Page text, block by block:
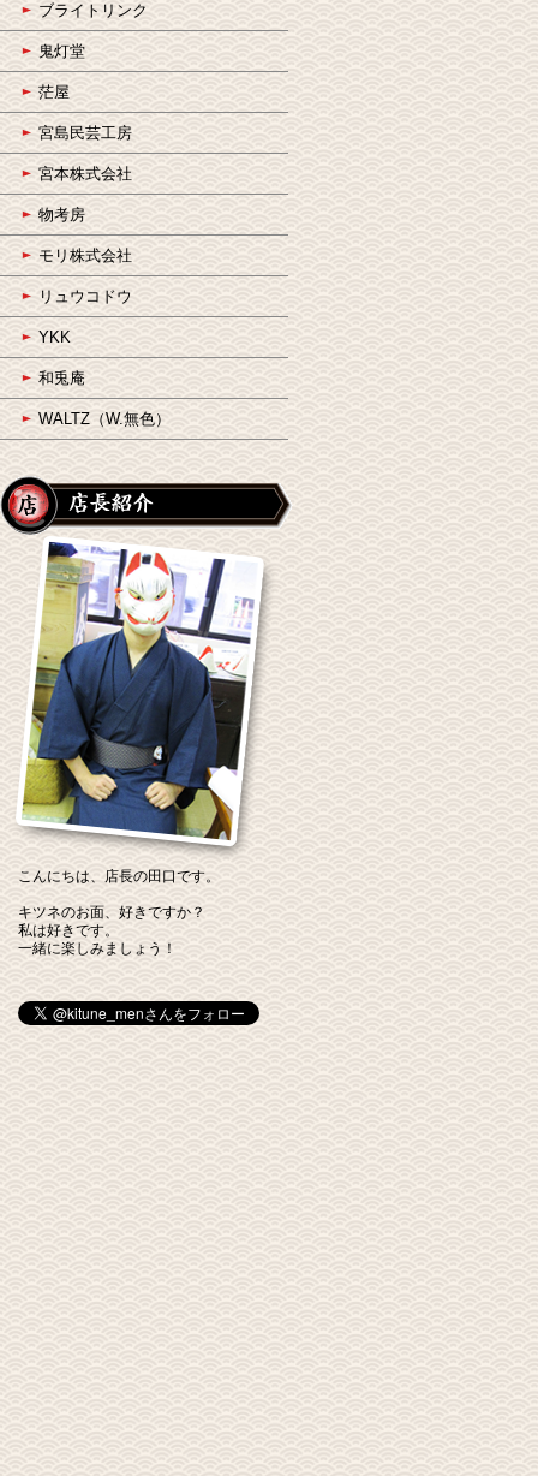
ブライトリンク
鬼灯堂
茫屋
宮島民芸工房
宮本株式会社
物考房
モリ株式会社
リュウコドウ
YKK
和兎庵
WALTZ（W.無色）
こんにちは、店長の田口です。
キツネのお面、好きですか？
私は好きです。
一緒に楽しみましょう！